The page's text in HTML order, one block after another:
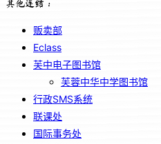
其他连结：
贩卖部
Eclass
芙中电子图书馆
芙蓉中华中学图书馆
行政SMS系统
联课处
国际事务处